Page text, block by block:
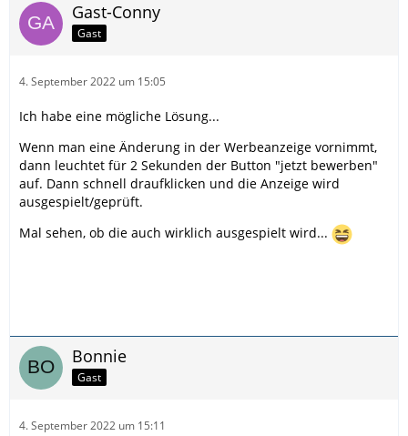
Gast-Conny
Gast
4. September 2022 um 15:05
Ich habe eine mögliche Lösung...
Wenn man eine Änderung in der Werbeanzeige vornimmt,
dann leuchtet für 2 Sekunden der Button "jetzt bewerben"
auf. Dann schnell draufklicken und die Anzeige wird
ausgespielt/geprüft.
Mal sehen, ob die auch wirklich ausgespielt wird...
Bonnie
Gast
4. September 2022 um 15:11